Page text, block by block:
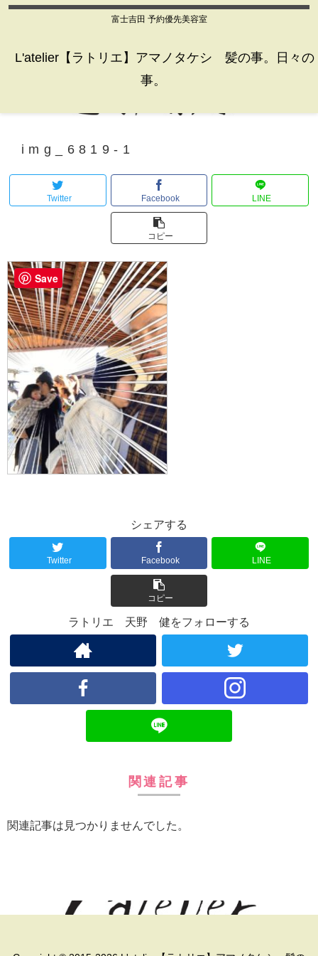
富士吉田 予約優先美容室
L'atelier【ラトリエ】アマノタケシ 髪の事。日々の
事。
img_6819-1
Twitter Facebook LINE
コピー
シェアする
Twitter Facebook LINE
コピー
ラトリエ 天野 健をフォローする
関連記事
関連記事は見つかりませんでした。
Save